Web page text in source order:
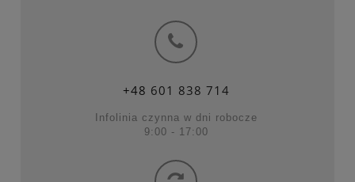
+48 601 838 714
Infolinia czynna w dni robocze
9:00 - 17:00